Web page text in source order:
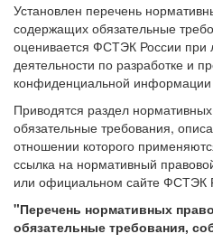
Установлен перечень
содержащих обязательные
оценивается ФСТЭК России при
деятельности по разработке и
конфиденциальной информации
Приводятся раздел
обязательные требования,
отношении которого
ссылка на нормативный
или официальном сайте ФСТЭК
"Перечень нормативных
обязательные требования,